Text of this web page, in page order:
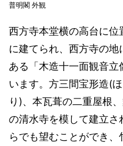
普明閣 外観
西方寺本堂横の高台に
に建てられ、西方寺の
ある「木造十一面観音
います。方三間宝形造(
り)、本瓦葺の二重屋根
の清水寺を模して建立
らでも望むことができ